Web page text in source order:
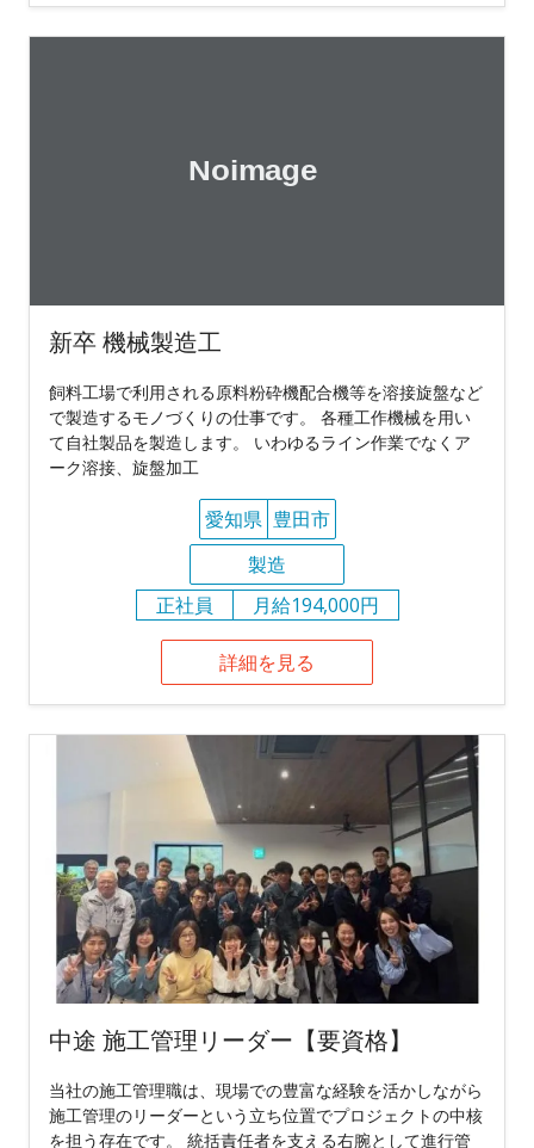
新卒 機械製造工
飼料工場で利用される原料粉砕機配合機等を溶接旋盤など
で製造するモノづくりの仕事です。 各種工作機械を用い
て自社製品を製造します。 いわゆるライン作業でなくア
ーク溶接、旋盤加工
愛知県 豊田市
製造
正社員
月給194,000円
詳細を見る
中途 施工管理リーダー【要資格】
当社の施工管理職は、現場での豊富な経験を活かしながら
施工管理のリーダーという立ち位置でプロジェクトの中核
を担う存在です。 統括責任者を支える右腕として進行管